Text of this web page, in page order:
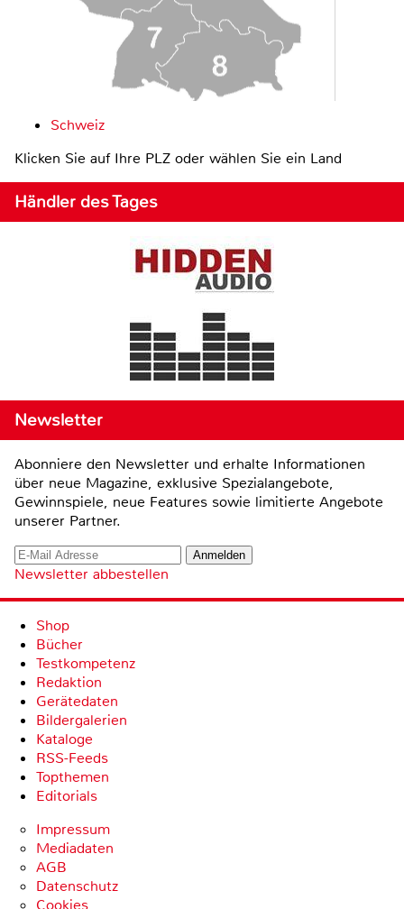
Schweiz
Klicken Sie auf Ihre PLZ oder wählen Sie ein Land
Händler des Tages
Newsletter
Abonniere den Newsletter und erhalte Informationen
über neue Magazine, exklusive Spezialangebote,
Gewinnspiele, neue Features sowie limitierte Angebote
unserer Partner.
Newsletter abbestellen
Shop
Bücher
Testkompetenz
Redaktion
Gerätedaten
Bildergalerien
Kataloge
RSS-Feeds
Topthemen
Editorials
Impressum
Mediadaten
AGB
Datenschutz
Cookies